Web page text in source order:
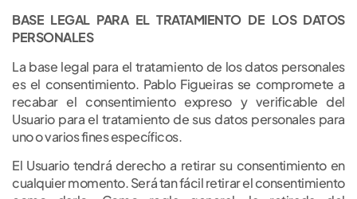
BASE LEGAL PARA EL TRATAMIENTO DE LOS DATOS
PERSONALES
La base legal para el tratamiento de los datos personales
es el consentimiento. Pablo Figueiras se compromete a
recabar el consentimiento expreso y verificable del
Usuario para el tratamiento de sus datos personales para
uno o varios fines específicos.
El Usuario tendrá derecho a retirar su consentimiento en
cualquier momento. Será tan fácil retirar el consentimiento